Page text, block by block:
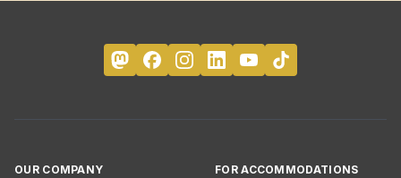
OUR COMPANY FOR ACCOMMODATIONS